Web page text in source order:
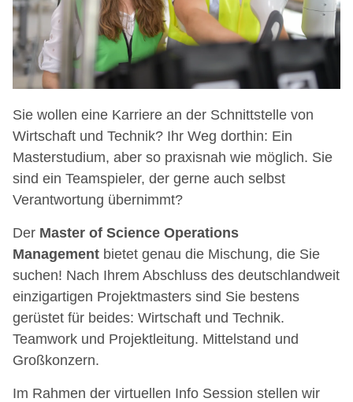
Sie wollen eine Karriere an der Schnittstelle von
Wirtschaft und Technik? Ihr Weg dorthin: Ein
Masterstudium, aber so praxisnah wie möglich. Sie
sind ein Teamspieler, der gerne auch selbst
Verantwortung übernimmt?
Der Master of Science Operations
Management bietet genau die Mischung, die Sie
suchen! Nach Ihrem Abschluss des deutschlandweit
einzigartigen Projektmasters sind Sie bestens
gerüstet für beides: Wirtschaft und Technik.
Teamwork und Projektleitung. Mittelstand und
Großkonzern.
Im Rahmen der virtuellen Info Session stellen wir